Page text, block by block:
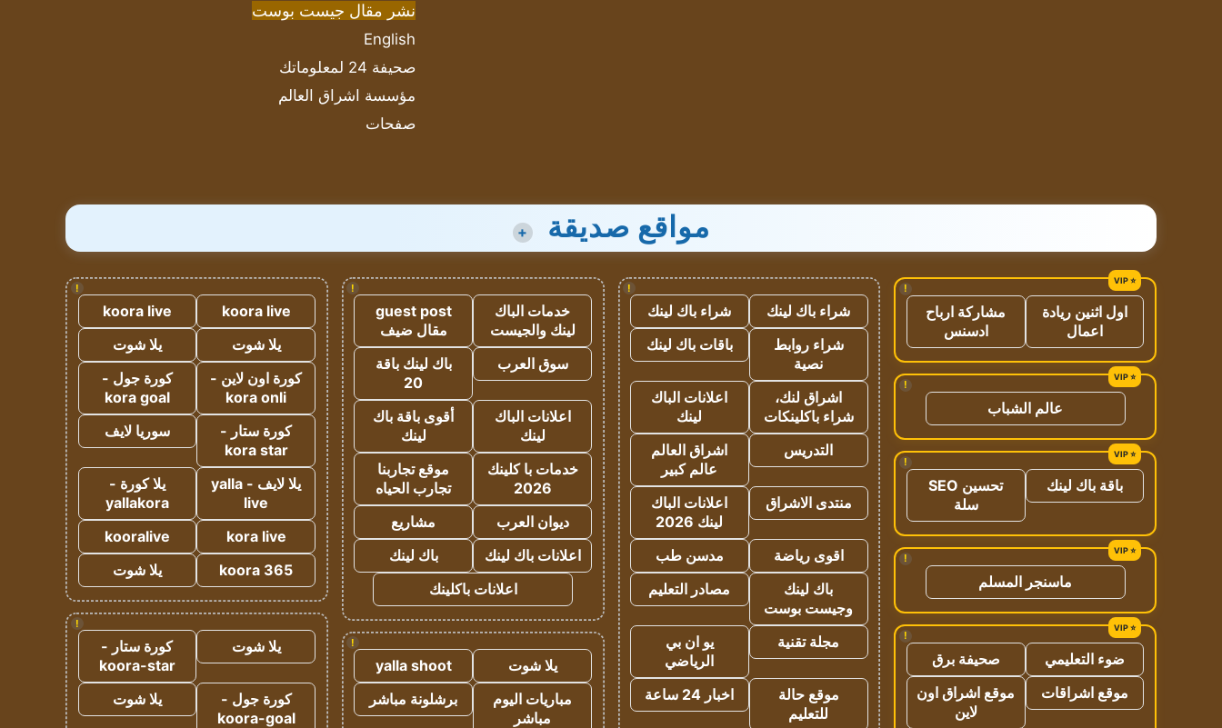
نشر مقال جيست بوست
English
صحيفة 24 لمعلوماتك
مؤسسة اشراق العالم
صفحات
مواقع صديقة +
!
اول اثنين ريادة
اعمال
مشاركة ارباح
ادسنس
!
عالم الشباب
!
باقة باك لينك
تحسين SEO
سلة
!
ماسنجر المسلم
!
ضوء التعليمي
صحيفة برق
موقع اشراقات
موقع اشراق اون
لاين
!
شراء باك لينك
شراء باك لينك
شراء روابط
نصية
باقات باك لينك
اشراق لنك،
شراء باكلينكات
اعلانات الباك
لينك
التدريس
اشراق العالم
عالم كبير
منتدى الاشراق
اعلانات الباك
لينك 2026
اقوى رياضة
مدسن طب
باك لينك
وجيست بوست
مصادر التعليم
مجلة تقنية
يو ان بي
الرياضي
موقع حالة
للتعليم
اخبار 24 ساعة
!
خدمات الباك
لينك والجيست
guest post
مقال ضيف
سوق العرب
باك لينك باقة
20
اعلانات الباك
لينك
أقوى باقة باك
لينك
خدمات با كلينك
2026
موقع تجاربنا
تجارب الحياه
ديوان العرب
مشاريع
اعلانات باك لينك
باك لينك
اعلانات باكلينك
!
يلا شوت
yalla shoot
مباريات اليوم
مباشر
برشلونة مباشر
!
koora live
koora live
يلا شوت
يلا شوت
كورة اون لاين -
kora onli
كورة جول -
kora goal
كورة ستار -
kora star
سوريا لايف
يلا لايف - yalla
live
يلا كورة -
yallakora
kora live
kooralive
koora 365
يلا شوت
!
يلا شوت
كورة ستار -
koora-star
كورة جول -
koora-goal
يلا شوت